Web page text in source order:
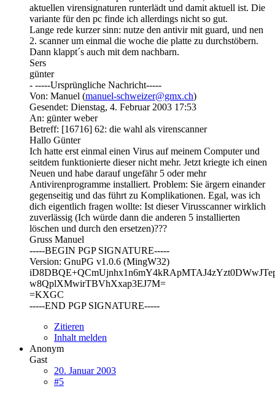
aktuellen virensignaturen runterlädt und damit aktuell ist. Die
variante für den pc finde ich allerdings nicht so gut.
Lange rede kurzer sinn: nutze den antivir mit guard, und nen
2. scanner um einmal die woche die platte zu durchstöbern.
Dann klappt´s auch mit dem nachbarn.
Sers
günter
- -----Ursprüngliche Nachricht-----
Von: Manuel (manuel-schweizer@gmx.ch)
Gesendet: Dienstag, 4. Februar 2003 17:53
An: günter weber
Betreff: [16716] 62: die wahl als virenscanner
Hallo Günter
Ich hatte erst einmal einen Virus auf meinem Computer und
seitdem funktionierte dieser nicht mehr. Jetzt kriegte ich einen
Neuen und habe darauf ungefähr 5 oder mehr
Antivirenprogramme installiert. Problem: Sie ärgern einander
gegenseitig und das führt zu Komplikationen. Egal, was ich
dich eigentlich fragen wollte: Ist dieser Virusscanner wirklich
zuverlässig (Ich würde dann die anderen 5 installierten
löschen und durch den ersetzen)???
Gruss Manuel
-----BEGIN PGP SIGNATURE-----
Version: GnuPG v1.0.6 (MingW32)
w8QplXMwirTBVhXxap3EJ7M=
=KXGC
-----END PGP SIGNATURE-----
Zitieren
Inhalt melden
Anonym
Gast
20. Januar 2003
#5